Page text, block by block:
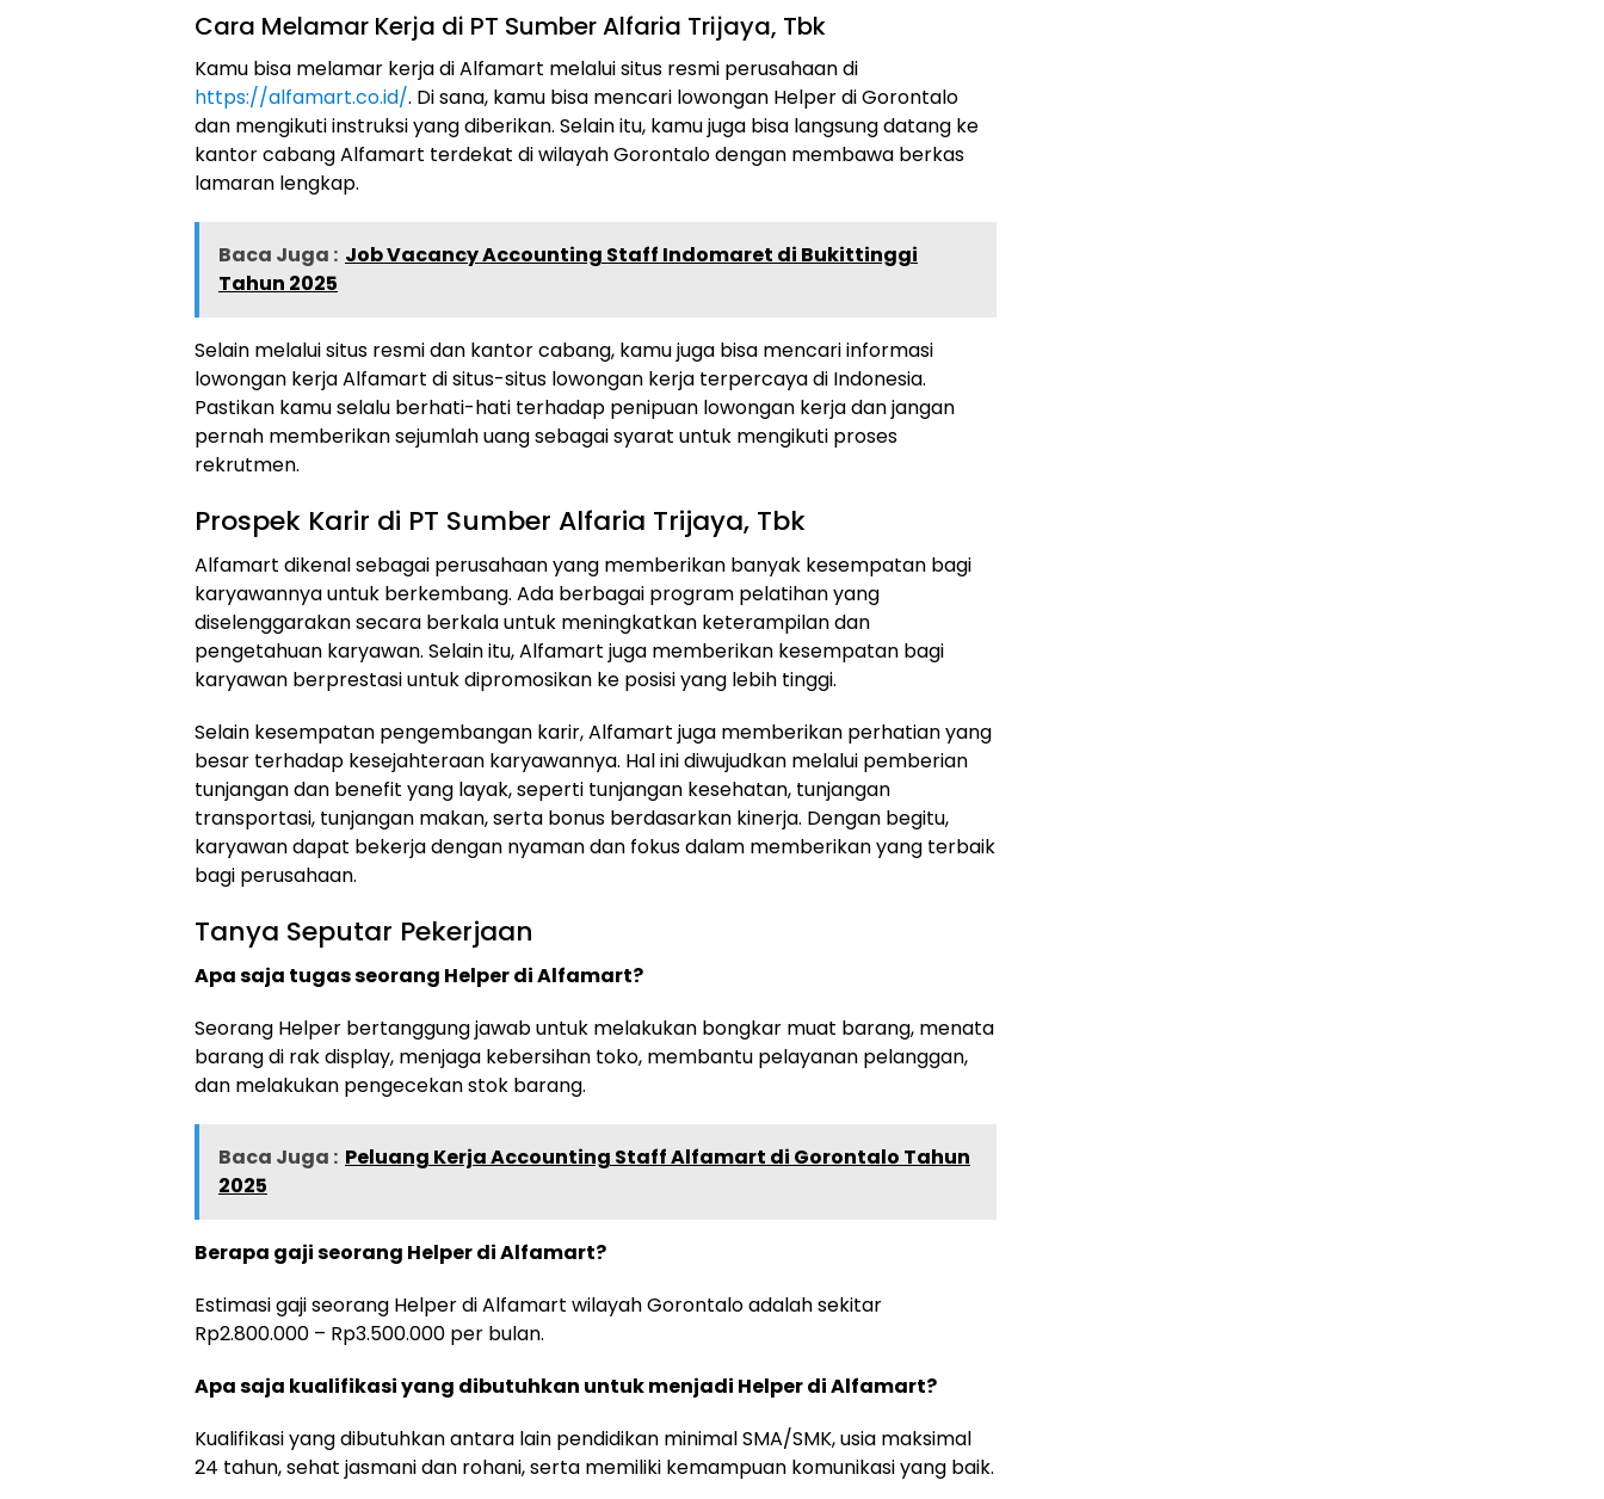
Cara Melamar Kerja di PT Sumber Alfaria Trijaya, Tbk
Kamu bisa melamar kerja di Alfamart melalui situs resmi perusahaan di
https://alfamart.co.id/. Di sana, kamu bisa mencari lowongan Helper di Gorontalo
dan mengikuti instruksi yang diberikan. Selain itu, kamu juga bisa langsung datang ke
kantor cabang Alfamart terdekat di wilayah Gorontalo dengan membawa berkas
lamaran lengkap.
Baca Juga : Job Vacancy Accounting Staff Indomaret di Bukittinggi
Tahun 2025
Selain melalui situs resmi dan kantor cabang, kamu juga bisa mencari informasi
lowongan kerja Alfamart di situs-situs lowongan kerja terpercaya di Indonesia.
Pastikan kamu selalu berhati-hati terhadap penipuan lowongan kerja dan jangan
pernah memberikan sejumlah uang sebagai syarat untuk mengikuti proses
rekrutmen.
Prospek Karir di PT Sumber Alfaria Trijaya, Tbk
Alfamart dikenal sebagai perusahaan yang memberikan banyak kesempatan bagi
karyawannya untuk berkembang. Ada berbagai program pelatihan yang
diselenggarakan secara berkala untuk meningkatkan keterampilan dan
pengetahuan karyawan. Selain itu, Alfamart juga memberikan kesempatan bagi
karyawan berprestasi untuk dipromosikan ke posisi yang lebih tinggi.
Selain kesempatan pengembangan karir, Alfamart juga memberikan perhatian yang
besar terhadap kesejahteraan karyawannya. Hal ini diwujudkan melalui pemberian
tunjangan dan benefit yang layak, seperti tunjangan kesehatan, tunjangan
transportasi, tunjangan makan, serta bonus berdasarkan kinerja. Dengan begitu,
karyawan dapat bekerja dengan nyaman dan fokus dalam memberikan yang terbaik
bagi perusahaan.
Tanya Seputar Pekerjaan
Apa saja tugas seorang Helper di Alfamart?
Seorang Helper bertanggung jawab untuk melakukan bongkar muat barang, menata
barang di rak display, menjaga kebersihan toko, membantu pelayanan pelanggan,
dan melakukan pengecekan stok barang.
Baca Juga : Peluang Kerja Accounting Staff Alfamart di Gorontalo Tahun
2025
Berapa gaji seorang Helper di Alfamart?
Estimasi gaji seorang Helper di Alfamart wilayah Gorontalo adalah sekitar
Rp2.800.000 – Rp3.500.000 per bulan.
Apa saja kualifikasi yang dibutuhkan untuk menjadi Helper di Alfamart?
Kualifikasi yang dibutuhkan antara lain pendidikan minimal SMA/SMK, usia maksimal
24 tahun, sehat jasmani dan rohani, serta memiliki kemampuan komunikasi yang baik.